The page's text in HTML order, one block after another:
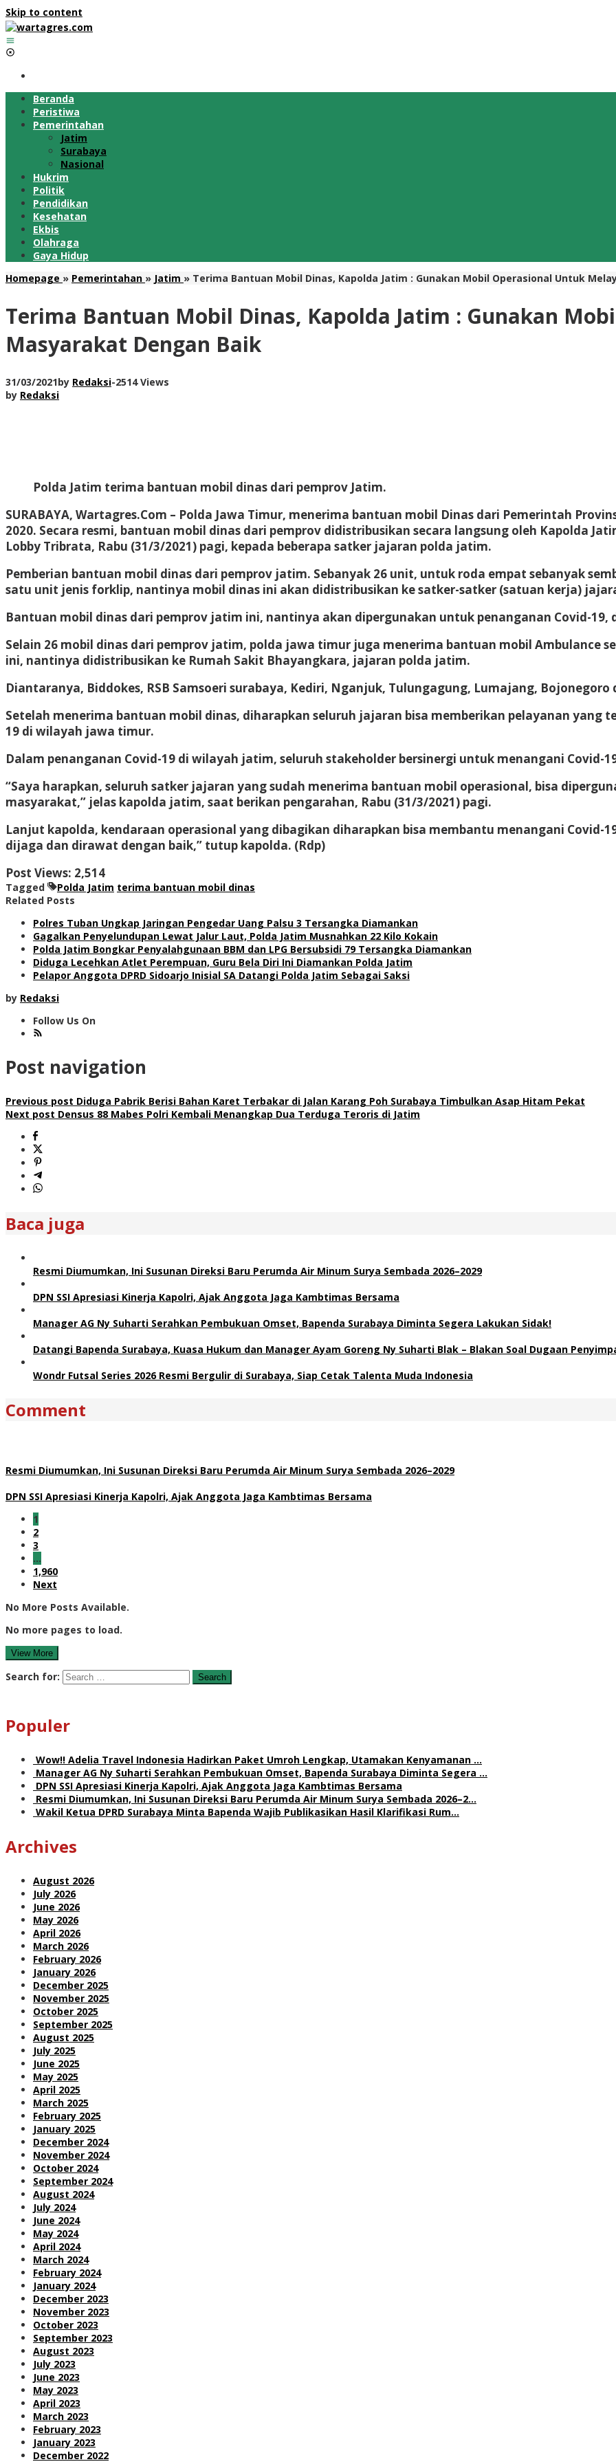
Skip to content
Beranda
Peristiwa
Pemerintahan
Jatim
Surabaya
Nasional
Hukrim
Politik
Pendidikan
Kesehatan
Ekbis
Olahraga
Gaya Hidup
Homepage » Pemerintahan » Jatim » Terima Bantuan Mobil Dinas, Kapolda Jatim : Gunakan Mobil Operasional Untuk
Terima Bantuan Mobil Dinas, Kapolda Jatim : Gunakan
Masyarakat Dengan Baik
31/03/2021by Redaksi-2514 Views
by Redaksi
Polda Jatim terima bantuan mobil dinas dari pemprov Jatim.
SURABAYA, Wartagres.Com – Polda Jawa Timur, menerima bantuan mobil Dinas dari Pemerintah
2020. Secara resmi, bantuan mobil dinas dari pemprov didistribusikan secara langsung oleh Kapolda
Lobby Tribrata, Rabu (31/3/2021) pagi, kepada beberapa satker jajaran polda jatim.
Pemberian bantuan mobil dinas dari pemprov jatim. Sebanyak 26 unit, untuk roda empat sebanyak
satu unit jenis forklip, nantinya mobil dinas ini akan didistribusikan ke satker-satker (satuan kerja)
Bantuan mobil dinas dari pemprov jatim ini, nantinya akan dipergunakan untuk penanganan Covid-
Selain 26 mobil dinas dari pemprov jatim, polda jawa timur juga menerima bantuan mobil Ambulance
ini, nantinya didistribusikan ke Rumah Sakit Bhayangkara, jajaran polda jatim.
Diantaranya, Biddokes, RSB Samsoeri surabaya, Kediri, Nganjuk, Tulungagung, Lumajang, Bojonegoro
Setelah menerima bantuan mobil dinas, diharapkan seluruh jajaran bisa memberikan pelayanan yang
19 di wilayah jawa timur.
Dalam penanganan Covid-19 di wilayah jatim, seluruh stakeholder bersinergi untuk menangani Covid-
“Saya harapkan, seluruh satker jajaran yang sudah menerima bantuan mobil operasional, bisa
masyarakat,” jelas kapolda jatim, saat berikan pengarahan, Rabu (31/3/2021) pagi.
Lanjut kapolda, kendaraan operasional yang dibagikan diharapkan bisa membantu menangani Covid-
dijaga dan dirawat dengan baik,” tutup kapolda. (Rdp)
Post Views: 2,514
Tagged Polda Jatim terima bantuan mobil dinas
Related Posts
Polres Tuban Ungkap Jaringan Pengedar Uang Palsu 3 Tersangka Diamankan
Gagalkan Penyelundupan Lewat Jalur Laut, Polda Jatim Musnahkan 22 Kilo Kokain
Polda Jatim Bongkar Penyalahgunaan BBM dan LPG Bersubsidi 79 Tersangka Diamankan
Diduga Lecehkan Atlet Perempuan, Guru Bela Diri Ini Diamankan Polda Jatim
Pelapor Anggota DPRD Sidoarjo Inisial SA Datangi Polda Jatim Sebagai Saksi
by Redaksi
Follow Us On
Post navigation
Previous post Diduga Pabrik Berisi Bahan Karet Terbakar di Jalan Karang Poh Surabaya Timbulkan Asap Hitam Pekat
Next post Densus 88 Mabes Polri Kembali Menangkap Dua Terduga Teroris di Jatim
Baca juga
Resmi Diumumkan, Ini Susunan Direksi Baru Perumda Air Minum Surya Sembada 2026–2029
DPN SSI Apresiasi Kinerja Kapolri, Ajak Anggota Jaga Kambtimas Bersama
Manager AG Ny Suharti Serahkan Pembukuan Omset, Bapenda Surabaya Diminta Segera Lakukan Sidak!
Datangi Bapenda Surabaya, Kuasa Hukum dan Manager Ayam Goreng Ny Suharti Blak – Blakan Soal Dugaan
Wondr Futsal Series 2026 Resmi Bergulir di Surabaya, Siap Cetak Talenta Muda Indonesia
Comment
Resmi Diumumkan, Ini Susunan Direksi Baru Perumda Air Minum Surya Sembada 2026–2029
DPN SSI Apresiasi Kinerja Kapolri, Ajak Anggota Jaga Kambtimas Bersama
1
2
3
…
1,960
Next
No More Posts Available.
No more pages to load.
View More
Search for:
Populer
Wow!! Adelia Travel Indonesia Hadirkan Paket Umroh Lengkap, Utamakan Kenyamanan …
Manager AG Ny Suharti Serahkan Pembukuan Omset, Bapenda Surabaya Diminta Segera …
DPN SSI Apresiasi Kinerja Kapolri, Ajak Anggota Jaga Kambtimas Bersama
Resmi Diumumkan, Ini Susunan Direksi Baru Perumda Air Minum Surya Sembada 2026–2…
Wakil Ketua DPRD Surabaya Minta Bapenda Wajib Publikasikan Hasil Klarifikasi Rum…
Archives
August 2026
July 2026
June 2026
May 2026
April 2026
March 2026
February 2026
January 2026
December 2025
November 2025
October 2025
September 2025
August 2025
July 2025
June 2025
May 2025
April 2025
March 2025
February 2025
January 2025
December 2024
November 2024
October 2024
September 2024
August 2024
July 2024
June 2024
May 2024
April 2024
March 2024
February 2024
January 2024
December 2023
November 2023
October 2023
September 2023
August 2023
July 2023
June 2023
May 2023
April 2023
March 2023
February 2023
January 2023
December 2022